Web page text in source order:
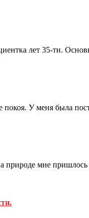
лет 35-ти.
покоя. У меня была
природе мне